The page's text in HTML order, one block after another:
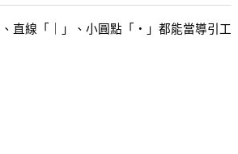
直線「｜」、小圓點「・」都能當導引工